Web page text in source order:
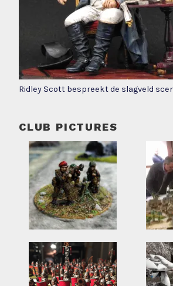
Ridley Scott bespreekt de slagveld
CLUB PICTURES